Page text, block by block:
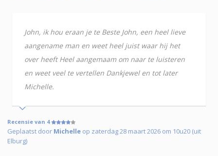
John, ik hou eraan je te Beste John, een heel lieve
aangename man en weet heel juist waar hij het
over heeft Heel aangemaam om naar te luisteren
en weet veel te vertellen Dankjewel en tot later
Michelle.
Recensie van 4
Geplaatst door Michelle op zaterdag 28 maart 2026 om 10u20 (uit
Elburg)